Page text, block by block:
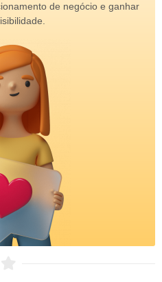
de negócio e ganhar